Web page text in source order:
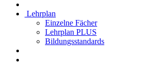
Lehrplan
Einzelne Fächer
Lehrplan PLUS
Bildungsstandards